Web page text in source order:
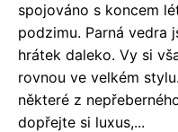
spojováno s koncem
podzimu. Parná vedra
hrátek daleko. Vy si
rovnou ve velkém
některé z
dopřejte si luxus,...